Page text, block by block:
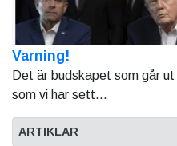
Varning!
Det är budskapet som går
som vi har sett...
ARTIKLAR